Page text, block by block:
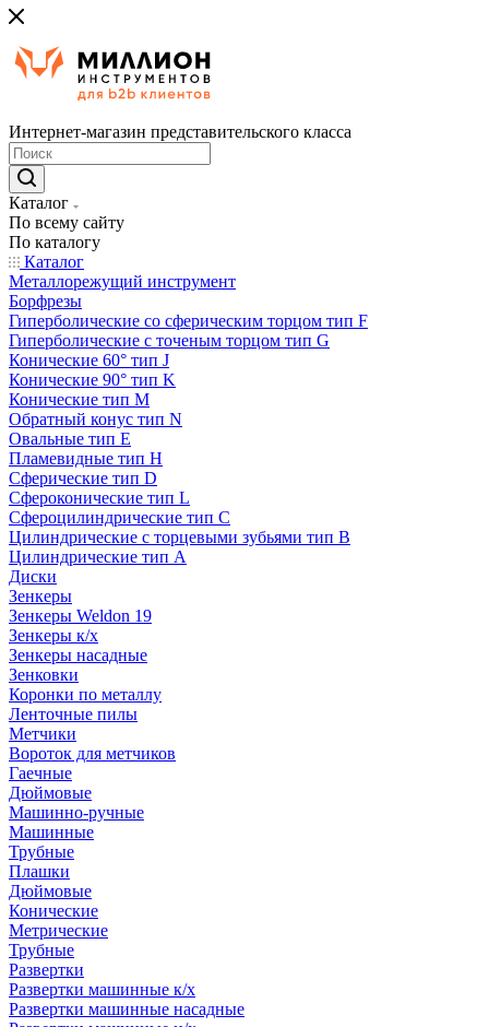
Интернет-магазин представительского класса
Каталог
По всему сайту
По каталогу
Каталог
Металлорежущий инструмент
Борфрезы
Гиперболические cо сферическим торцом тип F
Гиперболические с точеным торцом тип G
Конические 60° тип J
Конические 90° тип K
Конические тип M
Обратный конус тип N
Овальные тип E
Пламевидные тип H
Сферические тип D
Сфероконические тип L
Сфероцилиндрические тип C
Цилиндрические с торцевыми зубьями тип B
Цилиндрические тип А
Диски
Зенкеры
Зенкеры Weldon 19
Зенкеры к/х
Зенкеры насадные
Зенковки
Коронки по металлу
Ленточные пилы
Метчики
Вороток для метчиков
Гаечные
Дюймовые
Машинно-ручные
Машинные
Трубные
Плашки
Дюймовые
Конические
Метрические
Трубные
Развертки
Развертки машинные к/х
Развертки машинные насадные